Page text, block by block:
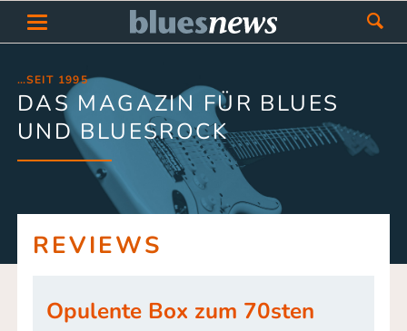
…SEIT 1995
DAS MAGAZIN FÜR BLUES
UND BLUESROCK
REVIEWS
Opulente Box zum 70sten